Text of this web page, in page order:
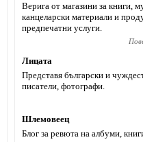
Верига от магазини за книги,
канцеларски материали и
предпечатни услуги.
Лицата
Представя български и
писатели, фотографи.
Шлемовеец
Блог за ревюта на албуми,